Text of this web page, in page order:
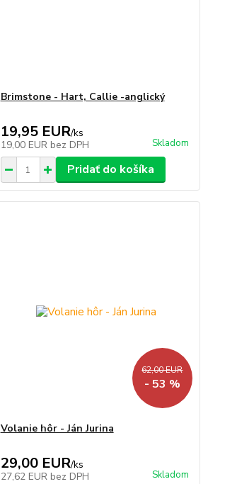
Brimstone - Hart, Callie -anglický
19,95 EUR/ks
19,00 EUR bez DPH Skladom
Pridať do košíka
62,00 EUR
- 53 %
Volanie hôr - Ján Jurina
29,00 EUR/ks
27,62 EUR bez DPH Skladom